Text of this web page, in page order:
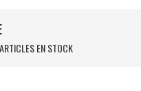
EN STOCK